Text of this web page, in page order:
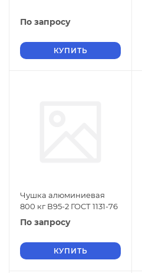
По запросу
КУПИТЬ
Чушка алюминиевая
800 кг В95-2 ГОСТ 1131-76
По запросу
КУПИТЬ